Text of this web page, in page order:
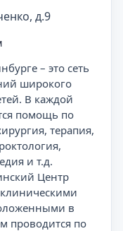
д.9
– это сеть
широкого
В каждой
помощь по
терапия,
и т.д.
Центр
в
проводится по